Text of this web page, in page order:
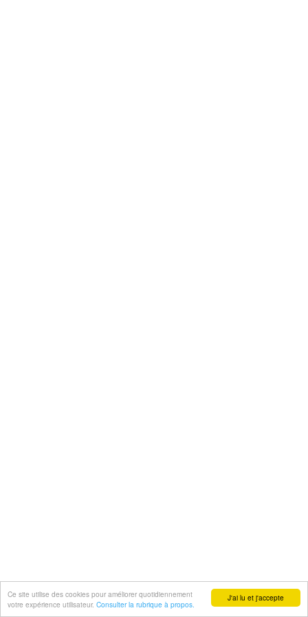
J'ai lu et j'accepte
Ce site utilise des cookies pour améliorer quotidiennement
votre expérience utilisateur. Consulter la rubrique à propos.